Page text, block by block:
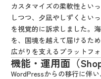
カスタマイズの柔軟性とい
しつつ、夕凪やしずくとい
を視覚的に訴求しました。
を、国境を越えて届けるた
広がりを支えるプラットフ
機能・運用面（
WordPressからの移行に伴